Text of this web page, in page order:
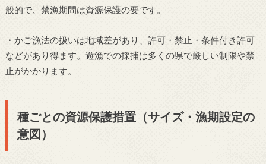
般的で、禁漁期間は資源保護の要です。
・かご漁法の扱いは地域差があり、許可・禁止・条件付き許可
などがあり得ます。遊漁での採捕は多くの県で厳しい制限や禁
止がかかります。
種ごとの資源保護措置（サイズ・漁期設定の
意図）